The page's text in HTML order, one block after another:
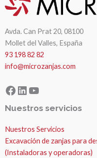
Avda. Can Prat 20, 08100
Mollet del Valles, España
93 198 82 82
info@microzanjas.com
Facebook
LinkedIn
YouTube
Nuestros servicios
Nuestros Servicios
Excavación de zanjas para
(Instaladoras y operadoras)